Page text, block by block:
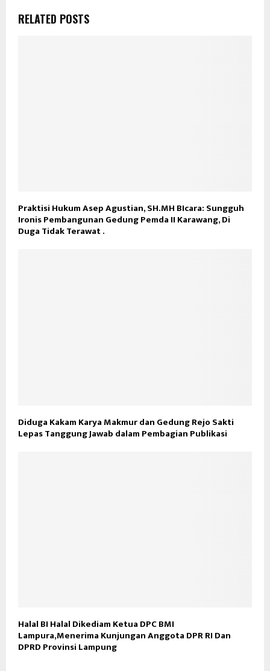
RELATED POSTS
Praktisi Hukum Asep Agustian, SH.MH BIcara: Sungguh
Ironis Pembangunan Gedung Pemda II Karawang, Di
Duga Tidak Terawat .
Diduga Kakam Karya Makmur dan Gedung Rejo Sakti
Lepas Tanggung Jawab dalam Pembagian Publikasi
Halal BI Halal Dikediam Ketua DPC BMI
Lampura,Menerima Kunjungan Anggota DPR RI Dan
DPRD Provinsi Lampung